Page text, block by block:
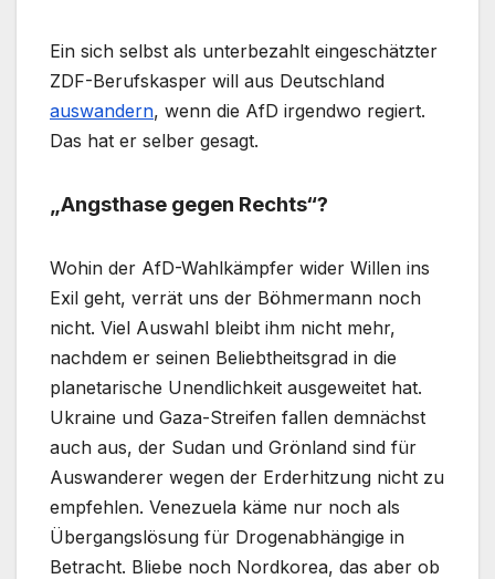
Ein sich selbst als unterbezahlt eingeschätzter
ZDF-Berufskasper will aus Deutschland
auswandern, wenn die AfD irgendwo regiert.
Das hat er selber gesagt.
„Angsthase gegen Rechts“?
Wohin der AfD-Wahlkämpfer wider Willen ins
Exil geht, verrät uns der Böhmermann noch
nicht. Viel Auswahl bleibt ihm nicht mehr,
nachdem er seinen Beliebtheitsgrad in die
planetarische Unendlichkeit ausgeweitet hat.
Ukraine und Gaza-Streifen fallen demnächst
auch aus, der Sudan und Grönland sind für
Auswanderer wegen der Erderhitzung nicht zu
empfehlen. Venezuela käme nur noch als
Übergangslösung für Drogenabhängige in
Betracht. Bliebe noch Nordkorea, das aber ob